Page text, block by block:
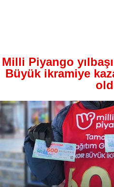
Milli Piyango
Büyük ikramiye